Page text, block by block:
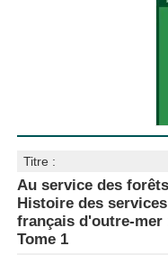
Titre :
Au service des
Histoire des
français d'outre-mer
Tome 1